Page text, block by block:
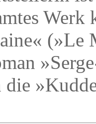
Werk
(»Le